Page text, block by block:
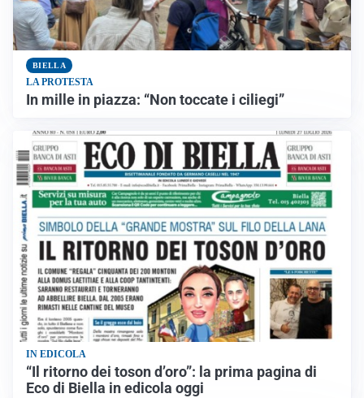
BIELLA
LA PROTESTA
In mille in piazza: “Non toccate i ciliegi”
IN EDICOLA
“Il ritorno dei toson d’oro”: la prima pagina di
Eco di Biella in edicola oggi